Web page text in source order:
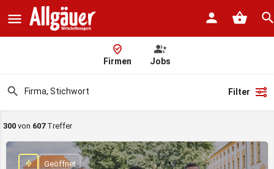
Firmen Jobs
Filter
300 von 607Treffer
Geöffnet